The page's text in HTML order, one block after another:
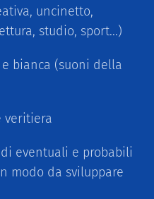
uncinetto,
studio, sport...)
e bianca (suoni della
veritiera
eventuali e probabili
modo da sviluppare